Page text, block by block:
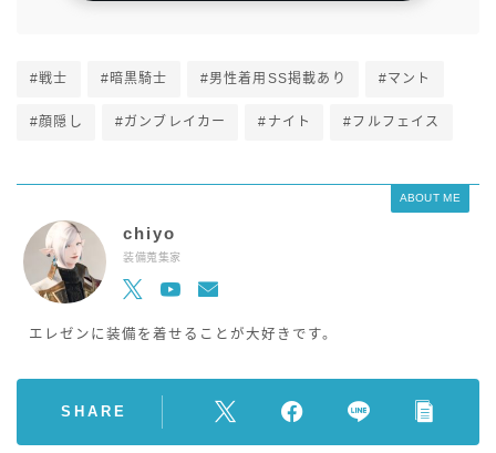
#戦士 #暗黒騎士 #男性着用SS掲載あり #マント
#顔隠し #ガンブレイカー #ナイト #フルフェイス
ABOUT ME
chiyo
装備蒐集家
エレゼンに装備を着せることが大好きです。
SHARE